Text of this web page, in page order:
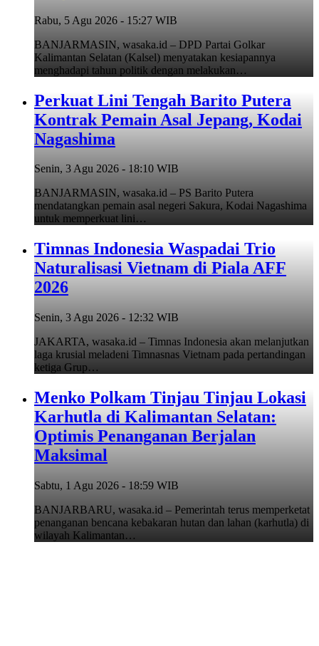
Rabu, 5 Agu 2026 - 15:27 WIB
BANJARMASIN, wasaka.id – DPD Partai Golkar
Kalimantan Selatan (Kalsel) menyatakan kesiapannya
menghadapi tahun politik dengan melakukan…
Perkuat Lini Tengah Barito Putera
Kontrak Pemain Asal Jepang, Kodai
Nagashima
Senin, 3 Agu 2026 - 18:10 WIB
BANJARMASIN, wasaka.id – PS Barito Putera
mendatangkan pemain asal negeri Sakura, Kodai Nagashima
untuk memperkuat lini…
Timnas Indonesia Waspadai Trio
Naturalisasi Vietnam di Piala AFF
2026
Senin, 3 Agu 2026 - 12:32 WIB
JAKARTA, wasaka.id – Timnas Indonesia akan melanjutkan
laga krusial meladeni Timnasnas Vietnam pada pertandingan
ketiga Grup…
Menko Polkam Tinjau Tinjau Lokasi
Karhutla di Kalimantan Selatan:
Optimis Penanganan Berjalan
Maksimal
Sabtu, 1 Agu 2026 - 18:59 WIB
BANJARBARU, wasaka.id – Pemerintah terus memperketat
penanganan bencana kebakaran hutan dan lahan (karhutla) di
wilayah Kalimantan…